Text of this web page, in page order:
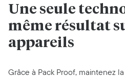
Une seule
même résultat
appareils
Grâce à Pack Proof, maintenez